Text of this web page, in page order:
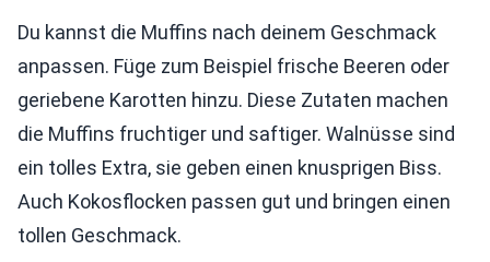
Du kannst die Muffins nach deinem Geschmack
anpassen. Füge zum Beispiel frische Beeren oder
geriebene Karotten hinzu. Diese Zutaten machen
die Muffins fruchtiger und saftiger. Walnüsse sind
ein tolles Extra, sie geben einen knusprigen Biss.
Auch Kokosflocken passen gut und bringen einen
tollen Geschmack.